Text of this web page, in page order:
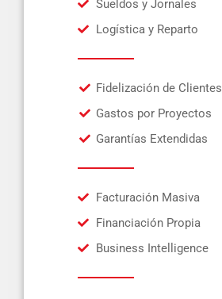
Sueldos y Jornales
Logística y Reparto
Fidelización de Clientes
Gastos por Proyectos
Garantías Extendidas
Facturación Masiva
Financiación Propia
Business Intelligence